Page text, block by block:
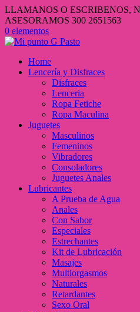
LLAMANOS O ESCRIBENOS,
ASESORAMOS 300 2651563
0 elementos
Home
Lencería y Disfraces
Disfraces
Lenceria
Ropa Fetiche
Ropa Maculina
Juguetes
Masculinos
Femeninos
Vibradores
Consoladores
Juguetes Anales
Lubricantes
A Prueba de Agua
Anales
Con Sabor
Especiales
Estrechantes
Kit de Lubricación
Masajes
Multiorgasmos
Naturales
Retardantes
Sexo Oral